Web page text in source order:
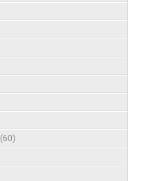
(60)